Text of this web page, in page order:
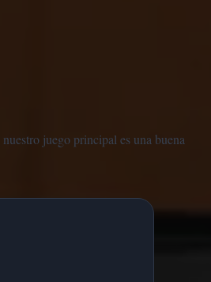
juego principal es una buena